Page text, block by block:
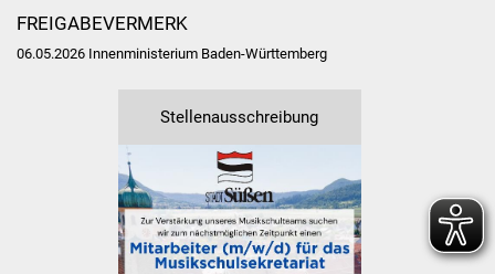
Beschränkte
Gewerbeverzeichnis
Gewerbe - Selbsteintrag
FREIGABEVERMERK
06.05.2026 Innenministerium Baden-Württemberg
Stellenausschreibung